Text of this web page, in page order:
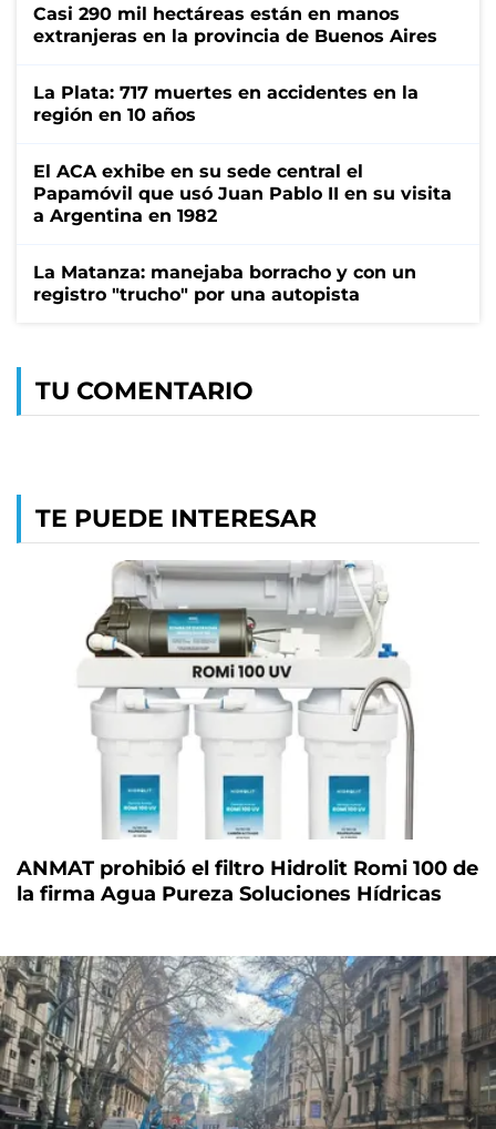
Casi 290 mil hectáreas están en manos
extranjeras en la provincia de Buenos Aires
La Plata: 717 muertes en accidentes en la
región en 10 años
El ACA exhibe en su sede central el
Papamóvil que usó Juan Pablo II en su visita
a Argentina en 1982
La Matanza: manejaba borracho y con un
registro "trucho" por una autopista
TU COMENTARIO
TE PUEDE INTERESAR
ANMAT prohibió el filtro Hidrolit Romi 100 de
la firma Agua Pureza Soluciones Hídricas